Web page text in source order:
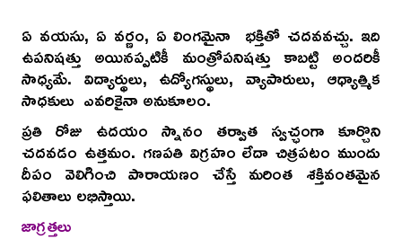
ఏ వయసు, ఏ వర్ణం, ఏ లింగమైనా భక్తితో చదవవచ్చు. ఇది
ఉపనిషత్తు అయినప్పటికీ మంత్రోపనిషత్తు కాబట్టి అందరికీ
సాధ్యమే. విద్యార్థులు, ఉద్యోగస్థులు, వ్యాపారులు, ఆధ్యాత్మిక
సాధకులు ఎవరికైనా అనుకూలం.
ప్రతి రోజు ఉదయం స్నానం తర్వాత స్వచ్ఛంగా కూర్చొని
చదవడం ఉత్తమం. గణపతి విగ్రహం లేదా చిత్రపటం ముందు
దీపం వెలిగించి పారాయణం చేస్తే మరింత శక్తివంతమైన
ఫలితాలు లభిస్తాయి.
జాగ్రత్తలు